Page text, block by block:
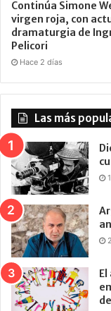
Continúa Simone
virgen roja, con
dramaturgia de
Pelicori
Hace 2 días
Las más